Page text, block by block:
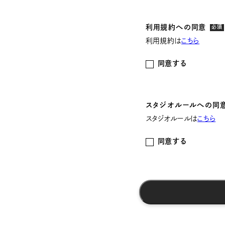
利用規約への同意 必須
利用規約はこちら
同意する
スタジオルールへの同
スタジオルールはこちら
同意する